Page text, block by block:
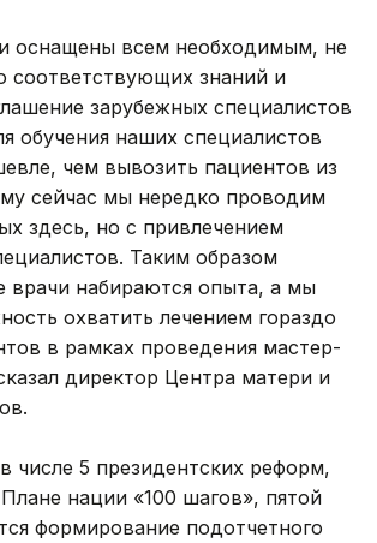
оснащены всем необходимым, не
соответствующих знаний и
зарубежных специалистов
обучения наших специалистов
чем вывозить пациентов из
сейчас мы нередко проводим
здесь, но с привлечением
Таким образом
врачи набираются опыта, а мы
охватить лечением гораздо
в рамках проведения мастер-
директор Центра матери и
числе 5 президентских реформ,
нации «100 шагов», пятой
формирование подотчетного